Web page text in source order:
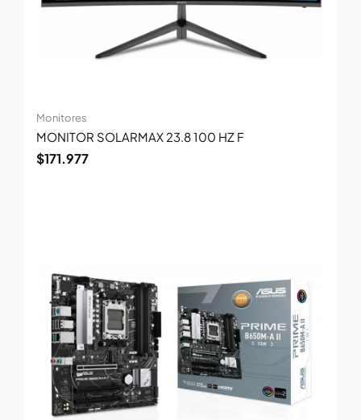
Monitores
MONITOR SOLARMAX 23.8 100 HZ F
$171.977